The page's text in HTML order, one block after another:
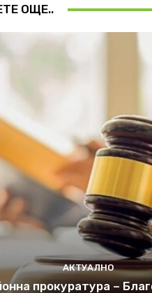
ОЩЕ..
АКТУАЛНО
прокуратура –